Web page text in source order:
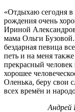
«Отдыхаю сегодня в
рождения очень
Ириной
мама Ольги
бездарная певица
петь и на меня
прекрасный
хорошее
Оленька, беру свои
всех времён и
Андрей